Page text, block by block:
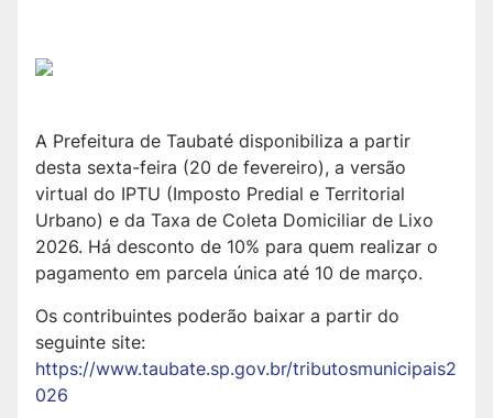
A Prefeitura de Taubaté disponibiliza a partir
desta sexta-feira (20 de fevereiro), a versão
virtual do IPTU (Imposto Predial e Territorial
Urbano) e da Taxa de Coleta Domiciliar de Lixo
2026. Há desconto de 10% para quem realizar o
pagamento em parcela única até 10 de março.
Os contribuintes poderão baixar a partir do
seguinte site:
https://www.taubate.sp.gov.br/tributosmunicipais2
026